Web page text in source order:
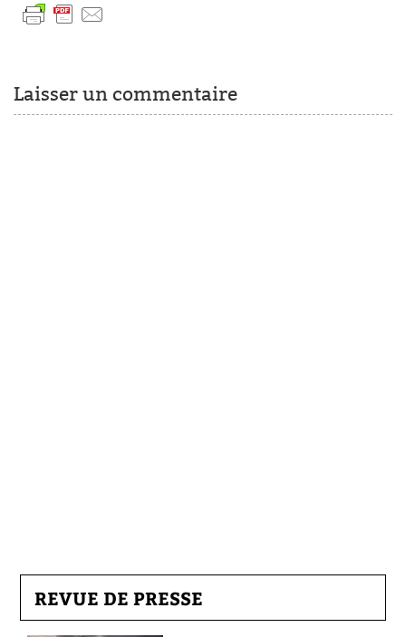
Laisser un commentaire
REVUE DE PRESSE